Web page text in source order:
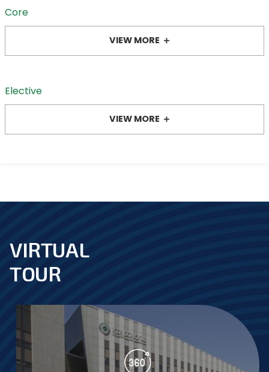
Core
VIEW MORE
Elective
VIEW MORE
footer
VIRTUAL
TOUR